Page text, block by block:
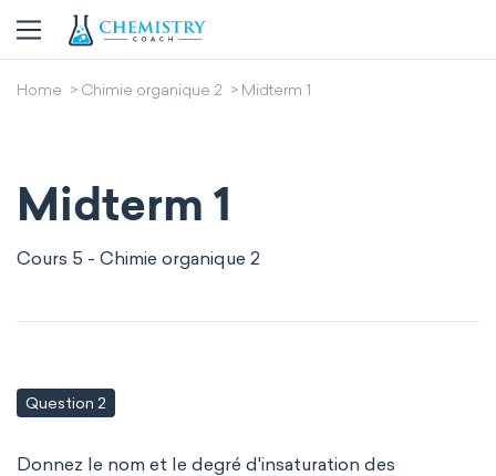
Home Chimie organique 2 Midterm 1
Midterm 1
Cours 5 - Chimie organique 2
Question 2
Donnez le nom et le degré d'insaturation des